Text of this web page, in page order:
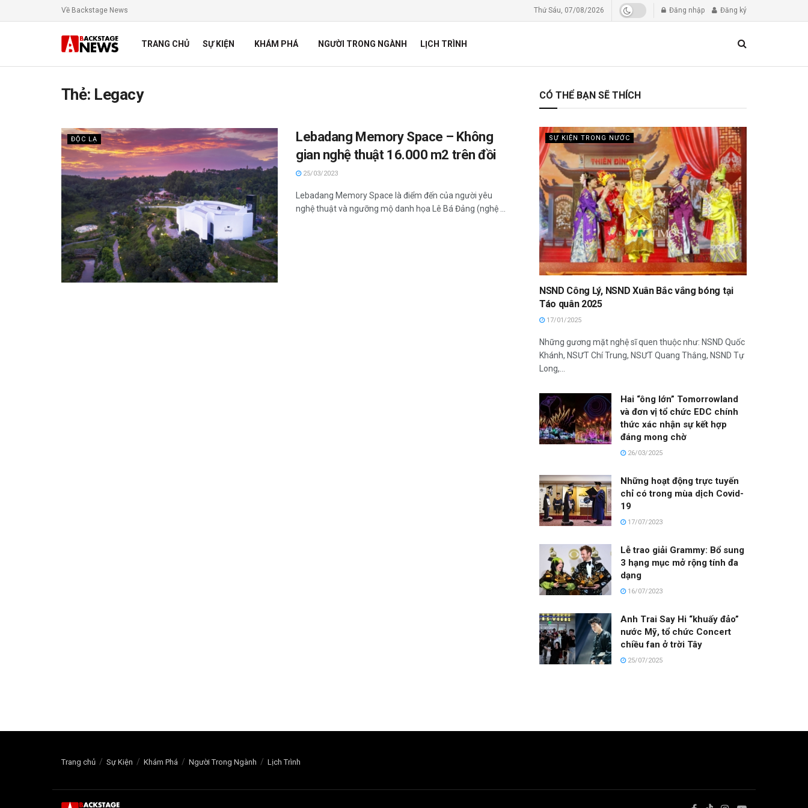
Về Backstage News Thứ Sáu, 07/08/2026 Đăng nhập Đăng ký
TRANG CHỦ SỰ KIỆN KHÁM PHÁ NGƯỜI TRONG NGÀNH LỊCH TRÌNH
Thẻ: Legacy
ĐỘC LẠ
Lebadang Memory Space – Không
gian nghệ thuật 16.000 m2 trên đồi
25/03/2023
Lebadang Memory Space là điểm đến của người yêu
nghệ thuật và ngưỡng mộ danh họa Lê Bá Đảng (nghệ ...
CÓ THỂ BẠN SẼ THÍCH
SỰ KIỆN TRONG NƯỚC
NSND Công Lý, NSND Xuân Bắc vắng bóng tại
Táo quân 2025
17/01/2025
Những gương mặt nghệ sĩ quen thuộc như: NSND Quốc
Khánh, NSƯT Chí Trung, NSƯT Quang Thắng, NSND Tự
Long,...
Hai “ông lớn” Tomorrowland
và đơn vị tổ chức EDC chính
thức xác nhận sự kết hợp
đáng mong chờ
26/03/2025
Những hoạt động trực tuyến
chỉ có trong mùa dịch Covid-
19
17/07/2023
Lễ trao giải Grammy: Bổ sung
3 hạng mục mở rộng tính đa
dạng
16/07/2023
Anh Trai Say Hi “khuấy đảo”
nước Mỹ, tổ chức Concert
chiều fan ở trời Tây
25/07/2025
Trang chủ Sự Kiện Khám Phá Người Trong Ngành Lịch Trình